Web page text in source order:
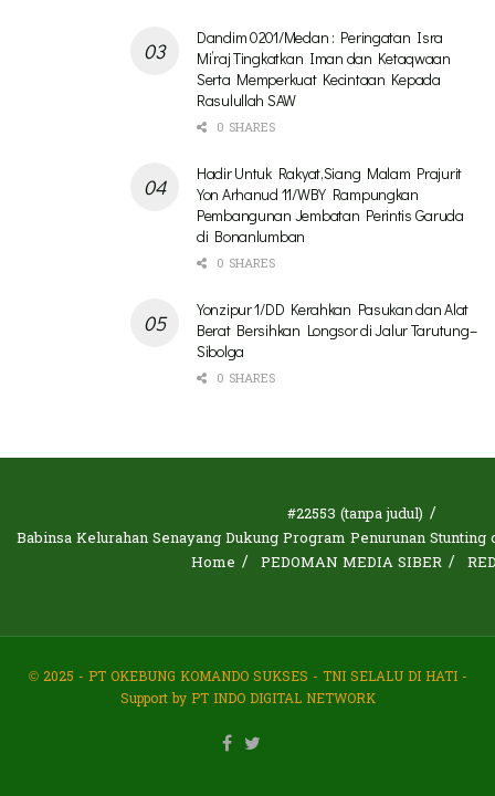
Dandim 0201/Medan : Peringatan Isra
Mi’raj Tingkatkan Iman dan Ketaqwaan
Serta Memperkuat Kecintaan Kepada
Rasulullah SAW
0 SHARES
Hadir Untuk Rakyat,Siang Malam Prajurit
Yon Arhanud 11/WBY Rampungkan
Pembangunan Jembatan Perintis Garuda
di Bonanlumban
0 SHARES
Yonzipur 1/DD Kerahkan Pasukan dan Alat
Berat Bersihkan Longsor di Jalur Tarutung–
Sibolga
0 SHARES
#22553 (tanpa judul)
Babinsa Kelurahan Senayang Dukung Program Penurunan
Home
PEDOMAN MEDIA SIBER
© 2025 - PT OKEBUNG KOMANDO SUKSES - TNI SELALU DI HATI -
Support by PT INDO DIGITAL NETWORK